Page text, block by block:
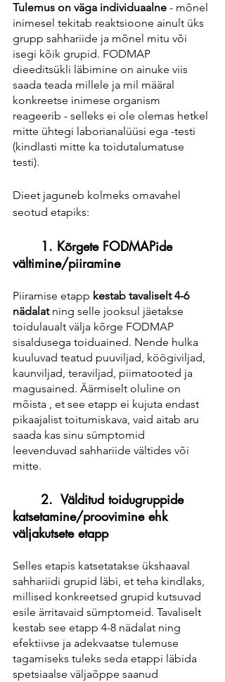
Tulemus on väga individuaalne - mõnel
inimesel tekitab reaktsioone ainult üks
grupp sahhariide ja mõnel mitu või
isegi kõik grupid. FODMAP
dieeditsükli läbimine on ainuke viis
saada teada millele ja mil määral
konkreetse inimese organism
reageerib - selleks ei ole olemas hetkel
mitte ühtegi laborianalüüsi ega -testi
(kindlasti mitte ka toidutalumatuse
testi).
Dieet jaguneb kolmeks omavahel
seotud etapiks:
vältimine/piiramine
Piiramise etapp kestab tavaliselt 4-6
nädalat ning selle jooksul jäetakse
toidulaualt välja kõrge FODMAP
sisaldusega toiduained. Nende hulka
kuuluvad teatud puuviljad, köögiviljad,
kaunviljad, teraviljad, piimatooted ja
magusained. Äärmiselt oluline on
mõista , et see etapp ei kujuta endast
pikaajalist toitumiskava, vaid aitab aru
saada kas sinu sümptomid
leevenduvad sahhariide vältides või
mitte.
katsetamine/proovimine ehk
väljakutsete etapp
Selles etapis katsetatakse ükshaaval
sahhariidi grupid läbi, et teha kindlaks,
millised konkreetsed grupid kutsuvad
esile ärritavaid sümptomeid. Tavaliselt
kestab see etapp 4-8 nädalat ning
efektiivse ja adekvaatse tulemuse
tagamiseks tuleks seda etappi läbida
spetsiaalse väljaõppe saanud